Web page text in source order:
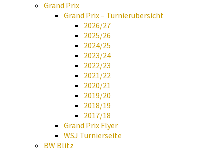
Grand Prix
Grand Prix – Turnierübersicht
2026/27
2025/26
2024/25
2023/24
2022/23
2021/22
2020/21
2019/20
2018/19
2017/18
Grand Prix Flyer
WSJ Turnierseite
BW Blitz